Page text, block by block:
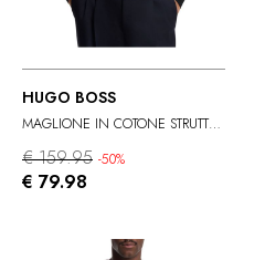
HUGO BOSS
MAGLIONE IN COTONE STRUTTURATO
€ 159.95 -50%
€ 79.98